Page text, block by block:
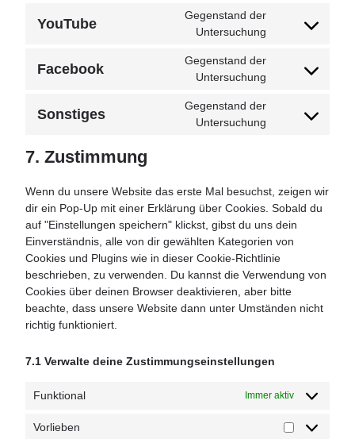
YouTube
Gegenstand der
Untersuchung
Facebook
Gegenstand der
Untersuchung
Sonstiges
Gegenstand der
Untersuchung
7. Zustimmung
Wenn du unsere Website das erste Mal besuchst, zeigen wir
dir ein Pop-Up mit einer Erklärung über Cookies. Sobald du
auf "Einstellungen speichern" klickst, gibst du uns dein
Einverständnis, alle von dir gewählten Kategorien von
Cookies und Plugins wie in dieser Cookie-Richtlinie
beschrieben, zu verwenden. Du kannst die Verwendung von
Cookies über deinen Browser deaktivieren, aber bitte
beachte, dass unsere Website dann unter Umständen nicht
richtig funktioniert.
7.1 Verwalte deine Zustimmungseinstellungen
Funktional Immer aktiv
Vorlieben